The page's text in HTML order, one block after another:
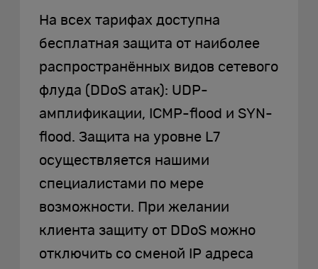
На всех тарифах доступна
бесплатная защита от наиболее
распространённых видов сетевого
флуда (DDoS атак): UDP-
амплификации, ICMP-flood и SYN-
flood. Защита на уровне L7
осуществляется нашими
специалистами по мере
возможности. При желании
клиента защиту от DDoS можно
отключить со сменой IP адреса